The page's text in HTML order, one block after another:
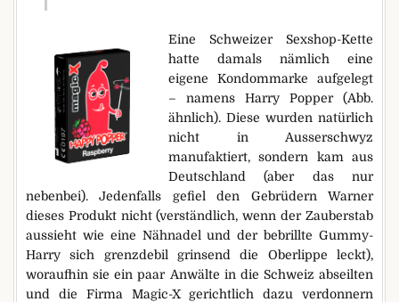
Eine Schweizer Sexshop-Kette
hatte damals nämlich eine
eigene Kondommarke aufgelegt
– namens Harry Popper (Abb.
ähnlich). Diese wurden natürlich
nicht in Ausserschwyz
manufaktiert, sondern kam aus
Deutschland (aber das nur
nebenbei). Jedenfalls gefiel den Gebrüdern Warner
dieses Produkt nicht (verständlich, wenn der Zauberstab
aussieht wie eine Nähnadel und der bebrillte Gummy-
Harry sich grenzdebil grinsend die Oberlippe leckt),
woraufhin sie ein paar Anwälte in die Schweiz abseilten
und die Firma Magic-X gerichtlich dazu verdonnern